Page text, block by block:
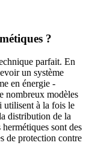
?
parfait. En
un système
en énergie -
nombreux modèles
utilisent à la fois le
distribution de la
sont des
de protection contre